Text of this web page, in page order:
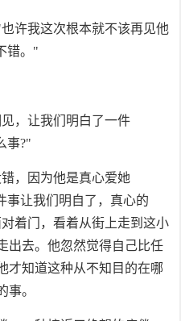
许我这次根本就不该再见他
错。"
，让我们明白了一件
事?"
，因为他是真心爱她
事让我们明自了，真心的
着门，看着从街上走到这小
出去。他忽然觉得自己比任
才知道这种从不知目的在哪
事。